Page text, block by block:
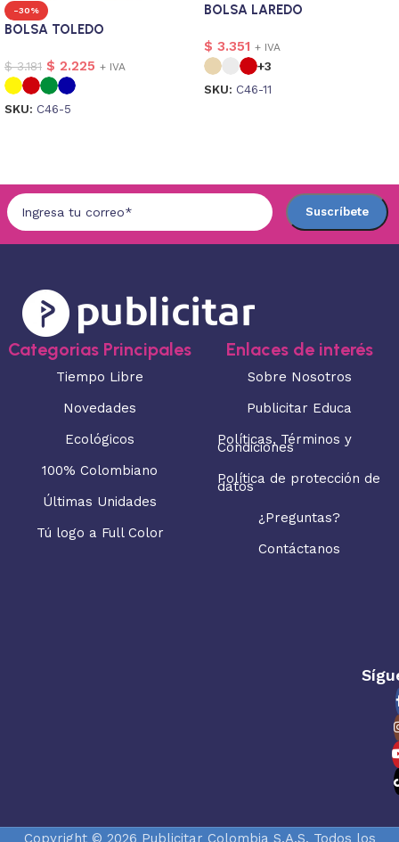
-30%
BOLSA TOLEDO
$3.181 $ 2.225 + IVA
SKU: C46-5
BOLSA LAREDO
$ 3.351 + IVA
+3
SKU: C46-11
Categorias Principales
Tiempo Libre
Novedades
Ecológicos
100% Colombiano
Últimas Unidades
Tú logo a Full Color
Enlaces de interés
Sobre Nosotros
Publicitar Educa
Políticas, Términos y
Condiciones
Política de protección de
datos
¿Preguntas?
Contáctanos
Copyright © 2026 Publicitar Colombia S.A.S. Todos los